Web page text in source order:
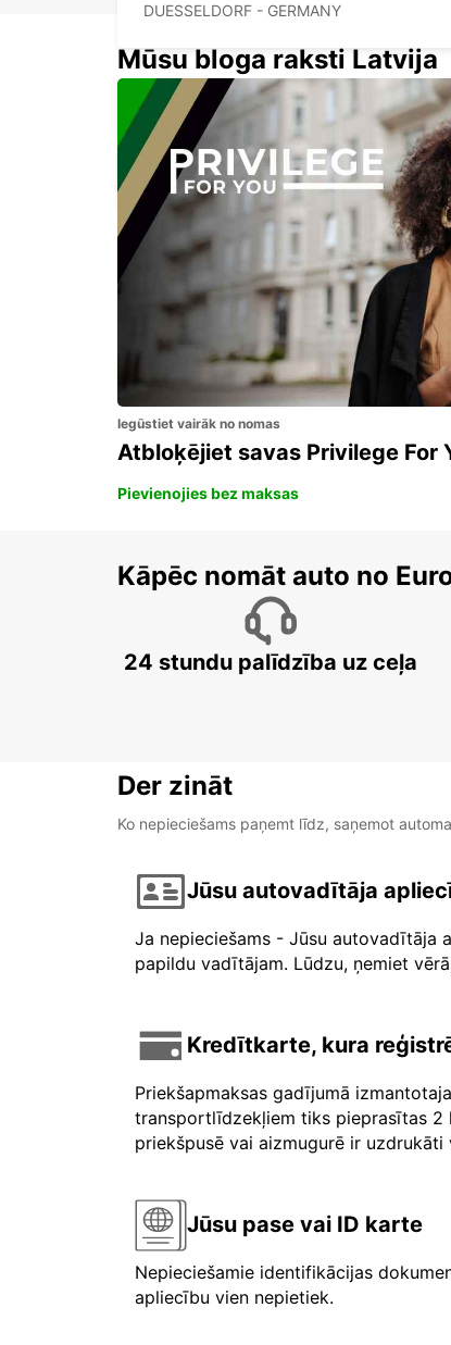
DUESSELDORF - GERMANY
ESSEN WERDEN
ESSEN - GERMANY
Mūsu bloga raksti Latvija
Iegūstiet vairāk no nomas
Atbloķējiet savas Privilege For
Pievienojies bez maksas
Kāpēc nomāt auto no
24 stundu palīdzība uz ceļa
Der zināt
Ko nepieciešams paņemt līdz, saņemot
Jūsu autovadītāja
Ja nepieciešams - Jūsu autovadītāja
papildu vadītājam. Lūdzu, ņemiet
Kredītkarte, kura
Priekšapmaksas gadījumā
transportlīdzekļiem tiks pieprasītas 2
priekšpusē vai aizmugurē ir
Jūsu pase vai ID karte
Nepieciešamie identifikācijas
apliecību vien nepietiek.